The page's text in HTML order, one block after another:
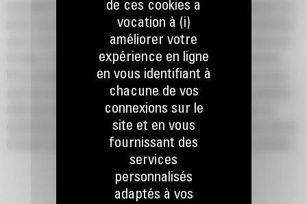
Les godets normaux GP série Performance pour les chargeuses sur
pneus compactes Cat® assurent de bonnes performances globales
pour la mise en tas, la reprise de tas, l'excavation et le chargement
de talus. Comme le nom le suggère, ces godets sont performants
lors du chargement au tas ou de matériau en place. Ils sont conçus
pour des forces d'arrachage et des conditions d'abrasion standards.
Idéal pour les applications de rétrocavage et de nivellement. Le
rendement volumétrique des godets de la série Performance permet
d'obtenir une capacité jusqu'à 115 % supérieure que celle spécifiée.
de ces cookies a
vocation à (i)
améliorer votre
expérience en ligne
en vous identifiant à
chacune de vos
connexions sur le
site et en vous
fournissant des
services
personnalisés
adaptés à vos